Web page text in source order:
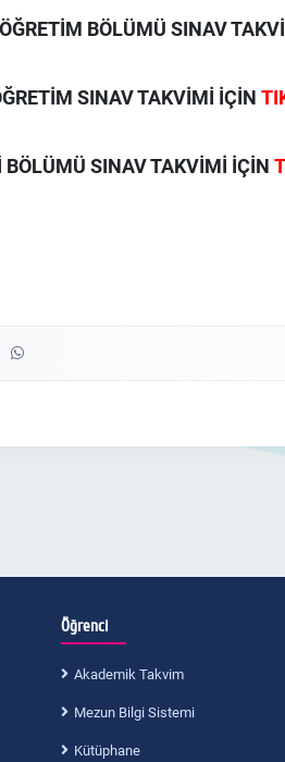
BÖLÜMÜ SINAV
SINAV TAKVİMİ İÇİN
BÖLÜMÜ SINAV TAKVİMİ İÇİN
Öğrenci
Akademik Takvim
Mezun Bilgi Sistemi
Kütüphane